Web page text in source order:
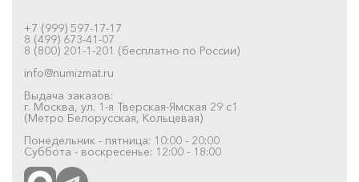
+7 (999) 597-17-17
8 (499) 673-41-07
8 (800) 201-1-201 (бесплатно по России)
info@numizmat.ru
Выдача заказов:
г. Москва, ул. 1-я Тверская-Ямская 29 с1
(Метро Белорусская, Кольцевая)
Понедельник - пятница: 10:00 - 20:00
Суббота - воскресенье: 12:00 - 18:00